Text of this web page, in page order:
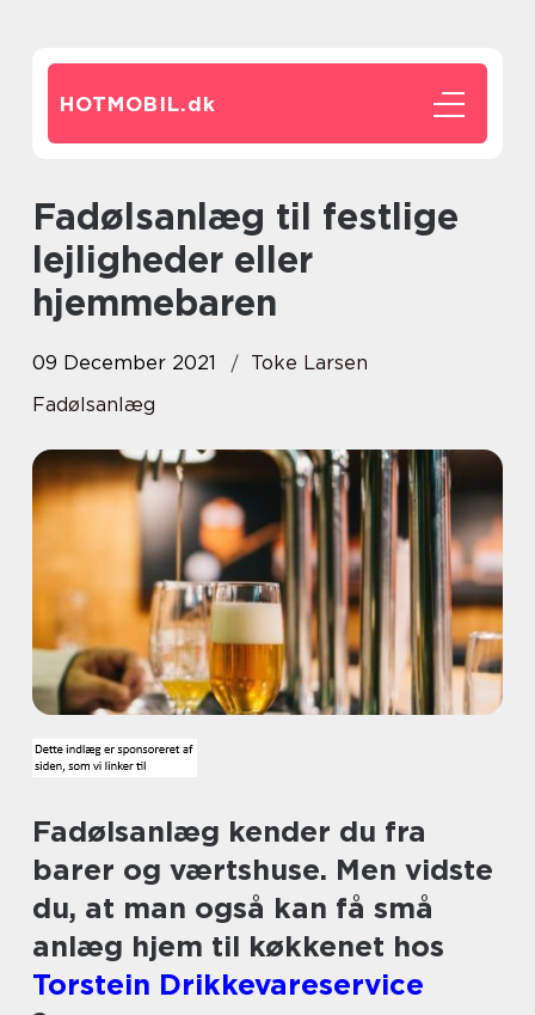
HOTMOBIL.dk
Fadølsanlæg til festlige
lejligheder eller
hjemmebaren
09 December 2021
Toke Larsen
Fadølsanlæg
Fadølsanlæg kender du fra
barer og værtshuse. Men vidste
du, at man også kan få små
anlæg hjem til køkkenet hos
Torstein Drikkevareservice